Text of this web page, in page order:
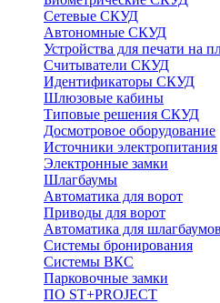
Сетевые СКУД
Автономные СКУД
Устройства для печати на
Считыватели СКУД
Идентификаторы СКУД
Шлюзовые кабины
Типовые решения СКУД
Досмотровое оборудование
Источники электропитания
Электронные замки
Шлагбаумы
Автоматика для ворот
Приводы для ворот
Автоматика для
Системы бронирования
Системы ВКС
Парковочные замки
ПО ST+PROJECT